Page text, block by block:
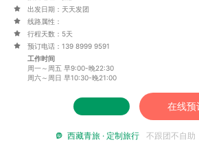
 出发日期：天天发团
 线路属性：
 行程天数：5天

预订电话：139 8999 9591
工作时间
周一～周五 早9:00-晚22:30
周六～周日 早10:30-晚21:00
在线预
 西藏青旅 · 定制旅行 不跟团不自助